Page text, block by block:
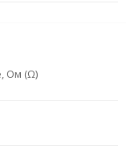
Ом (Ω)